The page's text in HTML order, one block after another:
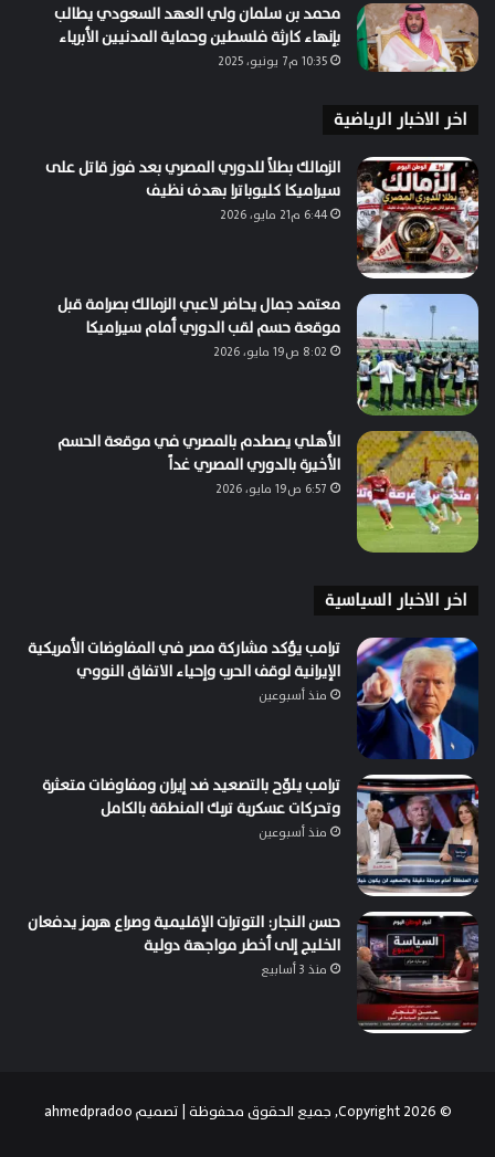
محمد بن سلمان ولي العهد السعودي يطالب
بإنهاء كارثة فلسطين وحماية المدنيين الأبرياء
10:35 م7 يونيو، 2025
اخر الاخبار الرياضية
الزمالك بطلاً للدوري المصري بعد فوز قاتل على
سيراميكا كليوباترا بهدف نظيف
6:44 م21 مايو، 2026
معتمد جمال يحاضر لاعبي الزمالك بصرامة قبل
موقعة حسم لقب الدوري أمام سيراميكا
8:02 ص19 مايو، 2026
الأهلي يصطدم بالمصري في موقعة الحسم
الأخيرة بالدوري المصري غداً
6:57 ص19 مايو، 2026
اخر الاخبار السياسية
ترامب يؤكد مشاركة مصر في المفاوضات الأمريكية
الإيرانية لوقف الحرب وإحياء الاتفاق النووي
منذ أسبوعين
ترامب يلوّح بالتصعيد ضد إيران ومفاوضات متعثرة
وتحركات عسكرية تربك المنطقة بالكامل
منذ أسبوعين
حسن النجار: التوترات الإقليمية وصراع هرمز يدفعان
الخليج إلى أخطر مواجهة دولية
منذ 3 أسابيع
© Copyright 2026, جميع الحقوق محفوظة | تصميم ahmedpradoo